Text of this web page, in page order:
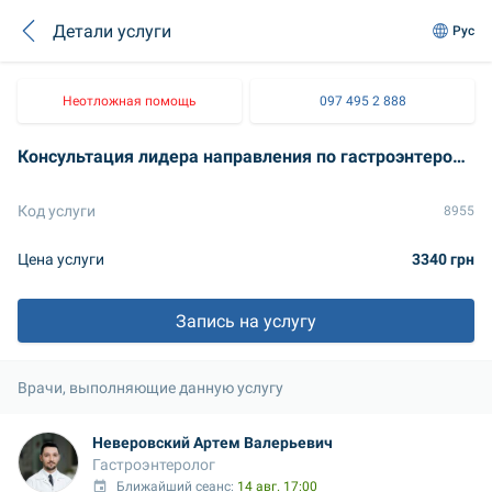
Детали услуги Рус
Неотложная помощь 097 495 2 888
Консультация лидера направления по гастроэнтерологии для взрослых
Код услуги 8955
Цена услуги 3340 грн
Запись на услугу
Врачи, выполняющие данную услугу
Неверовский Артем Валерьевич
Гастроэнтеролог
Ближайший сеанс: 14 авг. 17:00